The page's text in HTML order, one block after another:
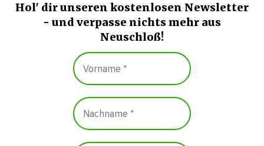
Hol' dir unseren kostenlosen Newsletter
- und verpasse nichts mehr aus
Neuschloß!